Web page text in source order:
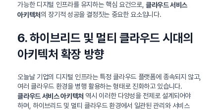
가능한 디지털 인프라를 유지하는 핵심 요건으로, 클라우드 서비스
아키텍처의 장기적 성공을 결정짓는 중요한 요소입니다.
6. 하이브리드 및 멀티 클라우드 시대의
아키텍처 확장 방향
오늘날 기업의 디지털 인프라는 특정 클라우드 플랫폼에 종속되지 않고,
여러 클라우드 환경을 병행 활용하는 형태로 진화하고 있습니다.
클라우드 서비스 아키텍처 역시 이러한 다양성을 전제로 설계되어야
하며, 하이브리드 및 멀티 클라우드 환경에서 일관된 관리와 서비스